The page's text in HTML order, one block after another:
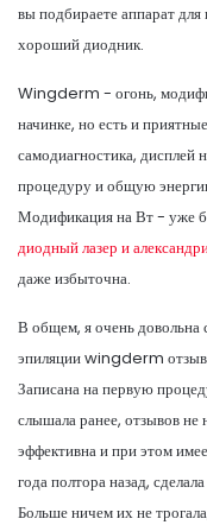
вы подбираете аппарат
хороший диодник.
Wingderm - огонь,
начинке, но есть и
самодиагностика, дисплей
процедуру и общую
Модификация на Вт - уже
диодный лазер и
даже избыточна.
В общем, я очень
эпиляции wingderm
Записана на первую
слышала ранее, отзывов
эффективна и при этом
года полтора назад,
Больше ничем их не